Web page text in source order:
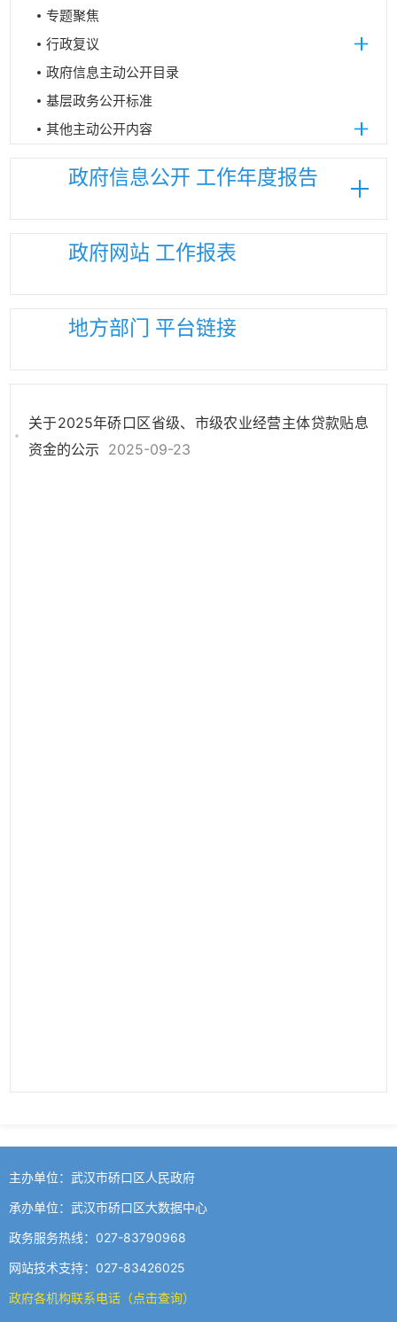
专题聚焦
行政复议
政府信息主动公开目录
基层政务公开标准
其他主动公开内容
政府信息公开 工作年度报告
政府网站 工作报表
地方部门 平台链接
关于2025年硚口区省级、市级农业经营主体贷款贴息
资金的公示 2025-09-23
主办单位：武汉市硚口区人民政府
承办单位：武汉市硚口区大数据中心
政务服务热线：027-83790968
网站技术支持：027-83426025
政府各机构联系电话（点击查询）